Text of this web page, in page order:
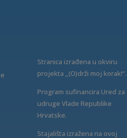
Stranica izrađena u okviru
projekta „(O)drži moj korak!“.
Program sufinancira Ured za
udruge Vlade Republike
Hrvatske.
Stajališta izražena na ovoj